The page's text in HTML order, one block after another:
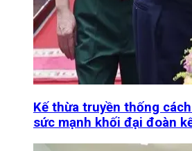
Kế thừa truyền thống
sức mạnh khối đại đoàn